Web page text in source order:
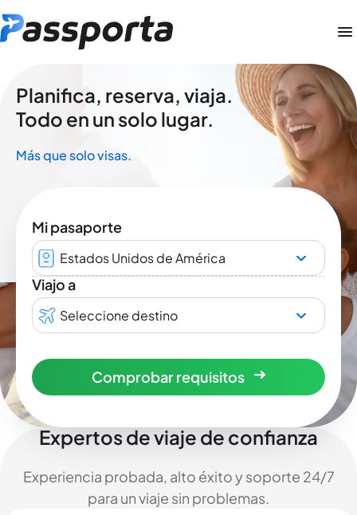
Planifica, reserva, viaja.
Todo en un solo lugar.
Más que solo visas.
Mi pasaporte
Estados Unidos de América
Viajo a
Seleccione destino
Comprobar requisitos
Expertos de viaje de confianza
Experiencia probada, alto éxito y soporte 24/7
para un viaje sin problemas.